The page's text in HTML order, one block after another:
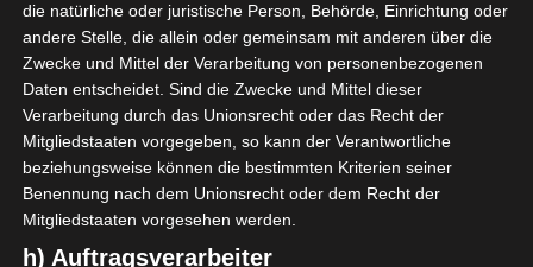
die natürliche oder juristische Person, Behörde, Einrichtung oder
andere Stelle, die allein oder gemeinsam mit anderen über die
Zwecke und Mittel der Verarbeitung von personenbezogenen
Daten entscheidet. Sind die Zwecke und Mittel dieser
Verarbeitung durch das Unionsrecht oder das Recht der
Mitgliedstaaten vorgegeben, so kann der Verantwortliche
beziehungsweise können die bestimmten Kriterien seiner
Benennung nach dem Unionsrecht oder dem Recht der
Mitgliedstaaten vorgesehen werden.
h) Auftragsverarbeiter